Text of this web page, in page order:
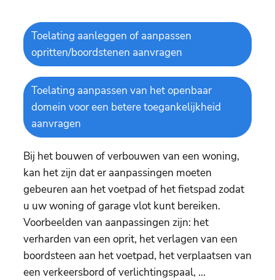
Toelating aanleggen of aanpassen
opritten/boordstenen aanvragen
Toelating aanpassen van het openbaar
domein voor een betere toegankelijkheid
aanvragen
Bij het bouwen of verbouwen van een woning,
kan het zijn dat er aanpassingen moeten
gebeuren aan het voetpad of het fietspad zodat
u uw woning of garage vlot kunt bereiken.
Voorbeelden van aanpassingen zijn: het
verharden van een oprit, het verlagen van een
boordsteen aan het voetpad, het verplaatsen van
een verkeersbord of verlichtingspaal, ...